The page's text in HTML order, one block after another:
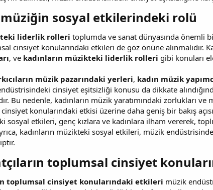
müziğin sosyal etkilerindeki rolü​
liderlik rolleri toplumda ve sanat dünyasında önemli
cinsiyet konularındaki etkileri de göz önüne alınmalıdır.
, ve kadınların müzikteki liderlik rolleri gibi konuları
müzik pazarındaki yerleri, kadın müzik
cinsiyet eşitsizliği konusu da dikkate
Bu nedenle, kadınların müzik yaratımındaki zorlukları
konularındaki etkisi üzerine daha geniş bir bakış
sosyal etkileri, genç kızlara ve kadınlara ilham vererek,
kadınların müzikteki sosyal etkileri, müzik
toplumsal cinsiyet
toplumsal cinsiyet konularındaki etkileri müzik